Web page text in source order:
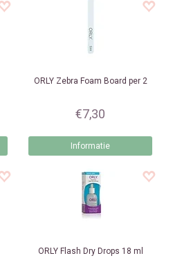
ORLYZebra Foam Board per 2
€7,30
Informatie
ORLYFlash Dry Drops 18 ml